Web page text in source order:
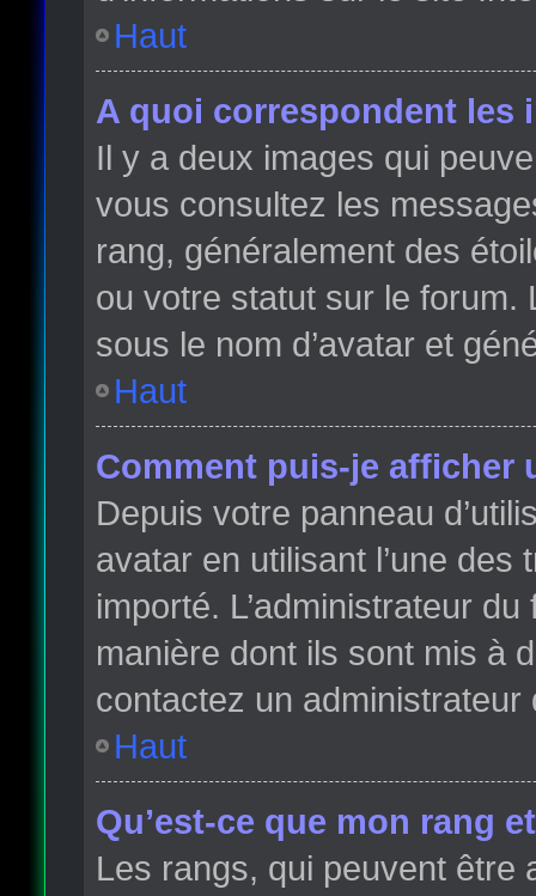
Haut
A quoi correspondent les
Il y a deux images qui
vous consultez les
rang, généralement des
ou votre statut sur le forum.
sous le nom d’avatar et
Haut
Comment puis-je afficher
Depuis votre panneau
avatar en utilisant l’une
importé. L’administrateur
manière dont ils sont mis à
contactez un administrateur
Haut
Qu’est-ce que mon rang
Les rangs, qui peuvent être